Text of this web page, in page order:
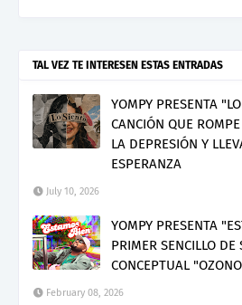
TAL VEZ TE INTERESEN ESTAS ENTRADAS
YOMPY PRESENTA
CANCIÓN QUE
LA DEPRESIÓN Y
ESPERANZA
July 10, 2026
YOMPY PRESENTA
PRIMER SENCILLO DE
CONCEPTUAL
February 08, 2026